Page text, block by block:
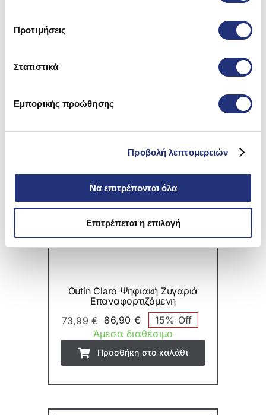
Προτιμήσεις
Στατιστικά
Εμπορικής προώθησης
Προβολή λεπτομερειών
Να επιτρέπονται όλα
Επιτρέπεται η επιλογή
Προτεινόμενα Προϊόντα
Outin Claro Ψηφιακή Ζυγαριά
Επαναφορτιζόμενη
86,90€Original
price
was:
86,90 €.
73,99€
Η
τρέχουσα
τιμή
είναι:
73,99 €.
15% Off
Άμεσα διαθέσιμο
Προσθήκη στο καλάθι